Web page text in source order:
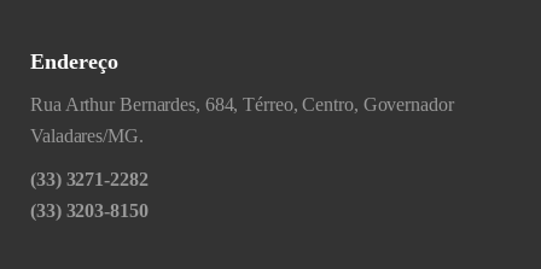
Endereço
Rua Arthur Bernardes, 684, Térreo, Centro, Governador
Valadares/MG.
(33) 3271-2282
(33) 3203-8150